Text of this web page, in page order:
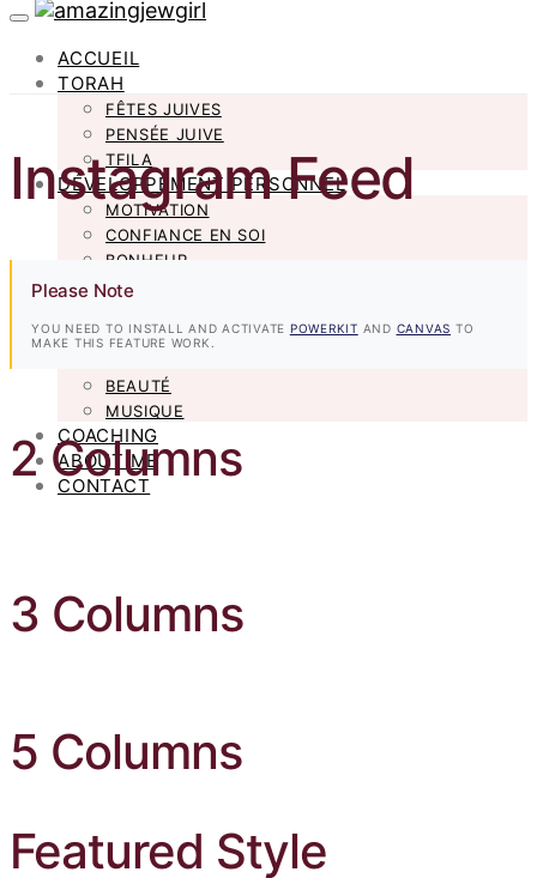
ACCUEIL
TORAH
FÊTES JUIVES
PENSÉE JUIVE
TFILA
DÉVELOPPEMENT PERSONNEL
MOTIVATION
CONFIANCE EN SOI
BONHEUR
LIFESTYLE
RECETTE CUISINE
BEAUTÉ
MUSIQUE
COACHING
ABOUT ME
CONTACT
Instagram Feed
Please Note
YOU NEED TO INSTALL AND ACTIVATE POWERKIT AND CANVAS TO
MAKE THIS FEATURE WORK.
2 Columns
3 Columns
5 Columns
Featured Style